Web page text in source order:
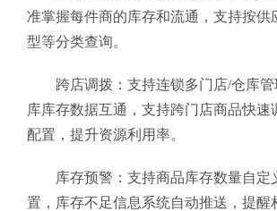
准掌握每件商的库存和流通，支持按供
型等分类查询。
跨店调拨：支持连锁多门店/仓库
库库存数据互通，支持跨门店商品快速
配置，提升资源利用率。
库存预警：支持商品库存数量自定
置，库存不足信息系统自动推送，提醒